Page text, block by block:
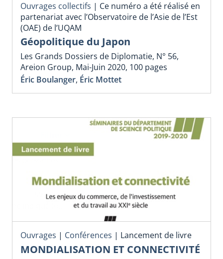
Ouvrages collectifs | Ce numéro a été réalisé en
partenariat avec l’Observatoire de l’Asie de l’Est
(OAE) de l’UQAM
Géopolitique du Japon
Les Grands Dossiers de Diplomatie, N° 56,
Areion Group, Mai-Juin 2020, 100 pages
Éric Boulanger, Éric Mottet
Ouvrages | Conférences | Lancement de livre
MONDIALISATION ET CONNECTIVITÉ